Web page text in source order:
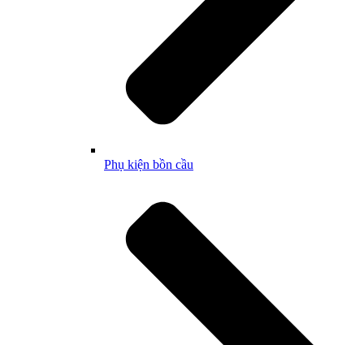
Phụ kiện bồn cầu